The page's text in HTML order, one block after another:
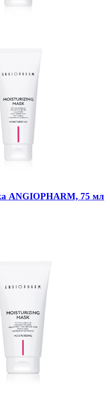
ANGIOPHARM, 75 мл